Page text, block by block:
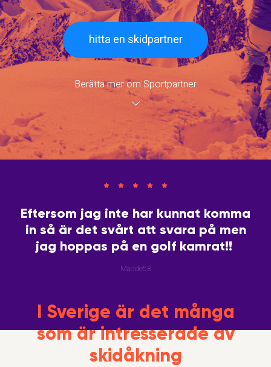
hitta en skidpartner
Berätta mer om Sportpartner
Eftersom jag inte har kunnat komma
in så är det svårt att svara på men
jag hoppas på en golf kamrat!!
Madde63
I Sverige är det många
som är intresserade av
skidåkning